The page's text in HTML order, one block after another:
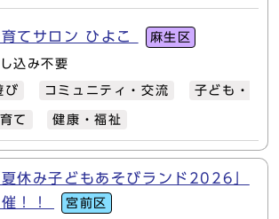
てサロン ひよこ 麻生区
込み不要
び コミュニティ・交流 子ども・
て 健康・福祉
夏休み子どもあそびランド2026」
催！！
宮前区